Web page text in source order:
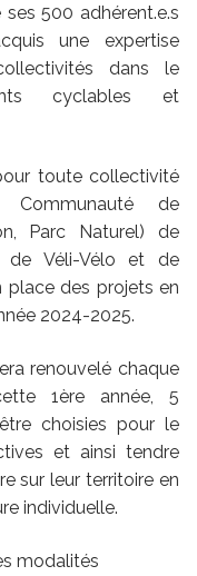
500 adhérent.e.s
une expertise
dans le
cyclables et
toute collectivité
Communauté de
Parc Naturel) de
de Véli-Vélo et de
place des projets en
2024-2025.
renouvelé chaque
1ère année, 5
choisies pour le
et ainsi tendre
sur leur territoire en
individuelle.
modalités